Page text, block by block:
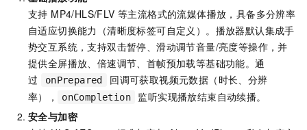
支持 MP4/HLS/FLV 等主流格式的流媒体播放，具备多分辨率
自适应切换能力（清晰度标签可自定义）。播放器默认集成手
势交互系统，支持双击暂停、滑动调节音量/亮度等操作，并
提供全屏播放、倍速调节、首帧预加载等基础功能。通
过
onPrepared
回调可获取视频元数据（时长、分辨
率），
onCompletion
监听实现播放结束自动续播。
安全与加密